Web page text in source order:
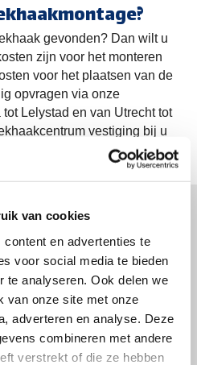
van cookies
en advertenties te
voor social media te bieden
te analyseren. Ook delen we
van onze site met onze
adverteren en analyse. Deze
combineren met andere
verstrekt of die ze hebben
gevonden? Dan wilt u
zijn voor het monteren
voor het plaatsen van de
opvragen via onze
Lelystad en van Utrecht tot
vestiging bij u
specialist bij je in
heeft maar liefst
Ontdek jouw
bel ons om je vragen te
|085-2020660